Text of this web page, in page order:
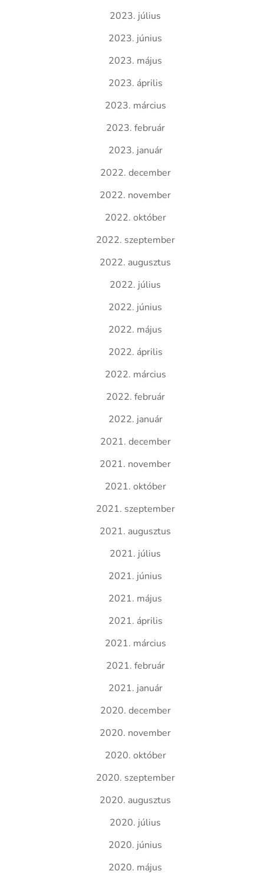
2023. július
2023. június
2023. május
2023. április
2023. március
2023. február
2023. január
2022. december
2022. november
2022. október
2022. szeptember
2022. augusztus
2022. július
2022. június
2022. május
2022. április
2022. március
2022. február
2022. január
2021. december
2021. november
2021. október
2021. szeptember
2021. augusztus
2021. július
2021. június
2021. május
2021. április
2021. március
2021. február
2021. január
2020. december
2020. november
2020. október
2020. szeptember
2020. augusztus
2020. július
2020. június
2020. május